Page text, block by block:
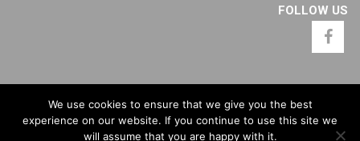
FOLLOW US
We use cookies to ensure that we give you the best
experience on our website. If you continue to use this site we
will assume that you are happy with it.